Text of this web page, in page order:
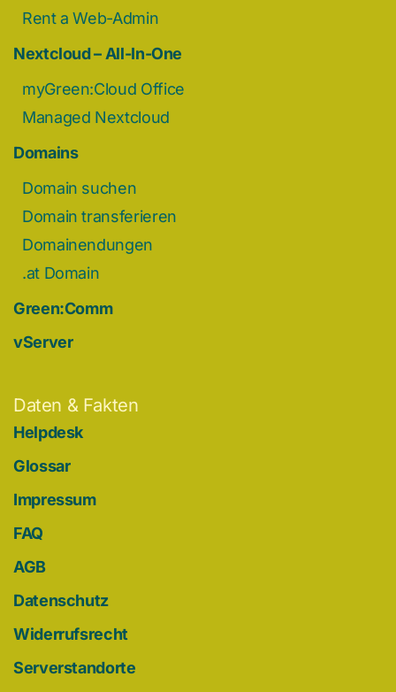
Rent a Web-Admin
Nextcloud – All-In-One
myGreen:Cloud Office
Managed Nextcloud
Domains
Domain suchen
Domain transferieren
Domainendungen
.at Domain
Green:Comm
vServer
Daten & Fakten
Helpdesk
Glossar
Impressum
FAQ
AGB
Datenschutz
Widerrufsrecht
Serverstandorte